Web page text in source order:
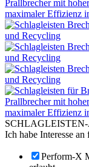
Ich habe Interesse
Perform-X